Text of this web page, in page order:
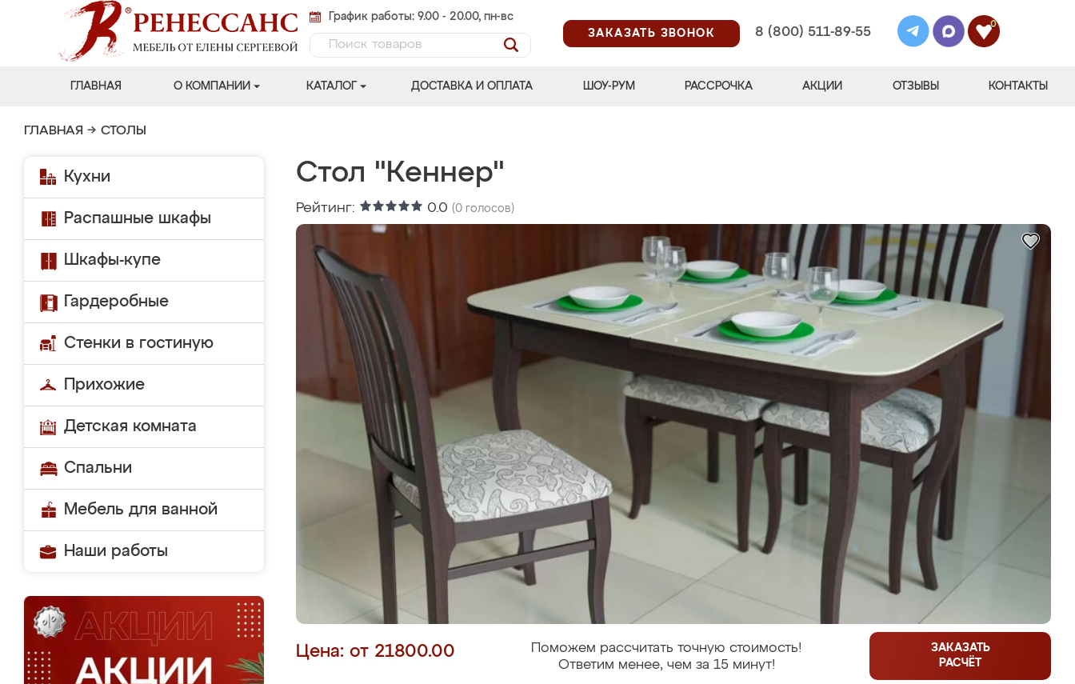
График работы: 9.00 - 20.00, пн-вс
ЗАКАЗАТЬ ЗВОНОК
8 (800) 511-89-55
0
ГЛАВНАЯ О КОМПАНИИ КАТАЛОГ ДОСТАВКА И ОПЛАТА ШОУ-РУМ РАССРОЧКА АКЦИИ ОТЗЫВЫ КОНТАКТЫ
ГЛАВНАЯ → СТОЛЫ
Кухни
Распашные шкафы
Шкафы-купе
Гардеробные
Стенки в гостиную
Прихожие
Детская комната
Спальни
Мебель для ванной
Наши работы
Стол "Кеннер"
Рейтинг: 0.0 (0 голосов)
Цена: от 21800.00
Поможем рассчитать точную стоимость!
Ответим менее, чем за 15 минут!
ЗАКАЗАТЬ
РАСЧЁТ